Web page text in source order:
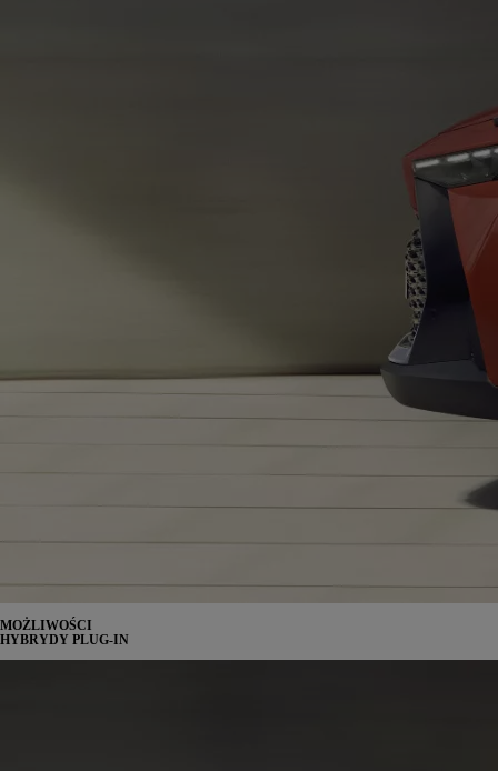
MOŻLIWOŚCI
HYBRYDY PLUG-IN